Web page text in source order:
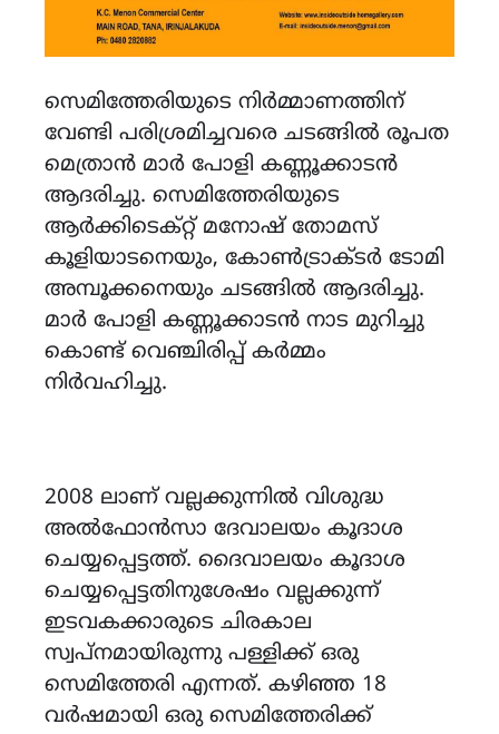
സെമിത്തേരിയുടെ നിർമ്മാണത്തിന്
വേണ്ടി പരിശ്രമിച്ചവരെ ചടങ്ങിൽ രൂപത
മെത്രാൻ മാർ പോളി കണ്ണൂക്കാടൻ
ആദരിച്ചു. സെമിത്തേരിയുടെ
ആർക്കിടെക്റ്റ് മനോഷ് തോമസ്
കൂളിയാടനെയും, കോൺട്രാക്ടർ ടോമി
അമ്പൂക്കനെയും ചടങ്ങിൽ ആദരിച്ചു.
മാർ പോളി കണ്ണൂക്കാടൻ നാട മുറിച്ചു
കൊണ്ട് വെഞ്ചിരിപ്പ് കർമ്മം
നിർവഹിച്ചു.
2008 ലാണ് വല്ലക്കുന്നിൽ വിശുദ്ധ
അൽഫോൻസാ ദേവാലയം കൂദാശ
ചെയ്യപ്പെട്ടത്ത്. ദൈവാലയം കൂദാശ
ചെയ്യപ്പെട്ടതിനുശേഷം വല്ലക്കുന്ന്
ഇടവകക്കാരുടെ ചിരകാല
സ്വപ്നമായിരുന്നു പള്ളിക്ക് ഒരു
സെമിത്തേരി എന്നത്. കഴിഞ്ഞ 18
വർഷമായി ഒരു സെമിത്തേരിക്ക്